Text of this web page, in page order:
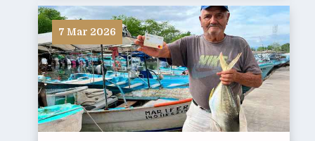
7 Mar 2026